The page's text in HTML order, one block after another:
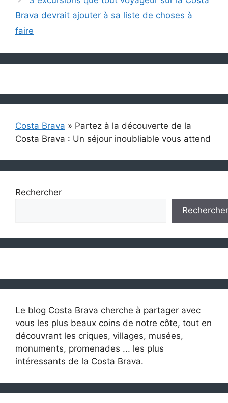
Brava devrait ajouter à sa liste de choses à
faire
Costa Brava » Partez à la découverte de la
Costa Brava : Un séjour inoubliable vous attend
Rechercher
Rechercher
Le blog Costa Brava cherche à partager avec
vous les plus beaux coins de notre côte, tout en
découvrant les criques, villages, musées,
monuments, promenades ... les plus
intéressants de la Costa Brava.